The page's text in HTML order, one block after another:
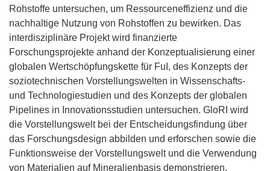
Rohstoffe untersuchen, um Ressourceneffizienz und die
nachhaltige Nutzung von Rohstoffen zu bewirken. Das
interdisziplinäre Projekt wird finanzierte
Forschungsprojekte anhand der Konzeptualisierung einer
globalen Wertschöpfungskette für FuI, des Konzepts der
soziotechnischen Vorstellungswelten in Wissenschafts-
und Technologiestudien und des Konzepts der globalen
Pipelines in Innovationsstudien untersuchen. GloRI wird
die Vorstellungswelt bei der Entscheidungsfindung über
das Forschungsdesign abbilden und erforschen sowie die
Funktionsweise der Vorstellungswelt und die Verwendung
von Materialien auf Mineralienbasis demonstrieren.